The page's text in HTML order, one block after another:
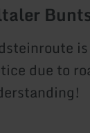
due to